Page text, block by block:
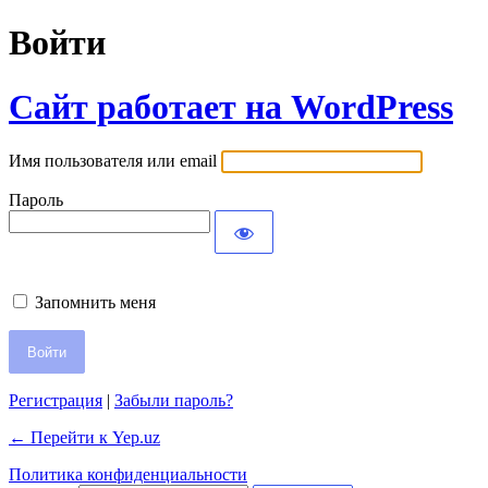
Войти
Сайт работает на WordPress
Имя пользователя или email
Пароль
Запомнить меня
Регистрация | Забыли пароль?
← Перейти к Yep.uz
Политика конфиденциальности